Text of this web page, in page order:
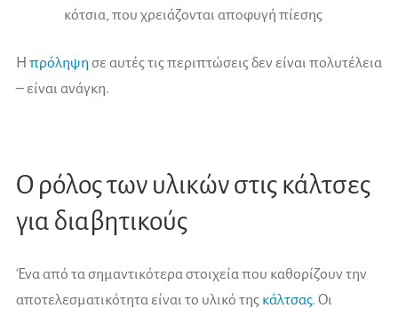
κότσια, που χρειάζονται αποφυγή πίεσης
Η πρόληψη σε αυτές τις περιπτώσεις δεν είναι πολυτέλεια
– είναι ανάγκη.
Ο ρόλος των υλικών στις κάλτσες
για διαβητικούς
Ένα από τα σημαντικότερα στοιχεία που καθορίζουν την
αποτελεσματικότητα είναι το υλικό της κάλτσας. Οι